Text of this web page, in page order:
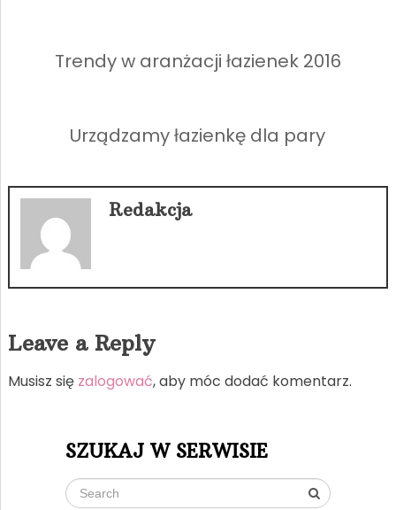
Trendy w aranżacji łazienek 2016
Urządzamy łazienkę dla pary
Redakcja
Leave a Reply
Musisz się zalogować, aby móc dodać komentarz.
SZUKAJ W SERWISIE